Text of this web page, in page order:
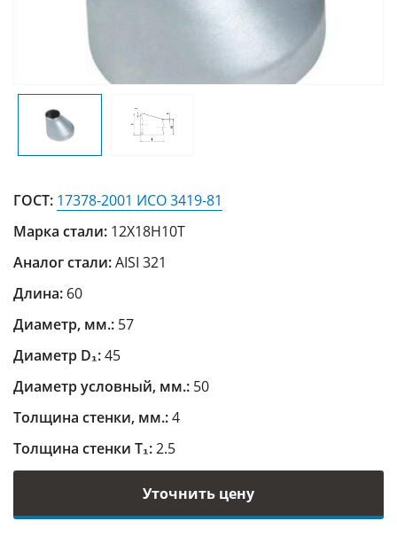
ГОСТ: 17378-2001 ИСО 3419-81
Марка стали: 12Х18Н10Т
Аналог стали:AISI 321
Длина: 60
Диаметр, мм.: 57
Диаметр D₁:45
Диаметр условный, мм.: 50
Толщина стенки, мм.:4
Толщина стенки Т₁:2.5
Уточнить цену